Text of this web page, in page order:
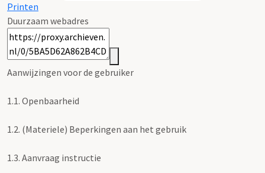
Printen
Duurzaam webadres
Aanwijzingen voor de gebruiker
1.1. Openbaarheid
1.2. (Materiele) Beperkingen aan het gebruik
1.3. Aanvraag instructie